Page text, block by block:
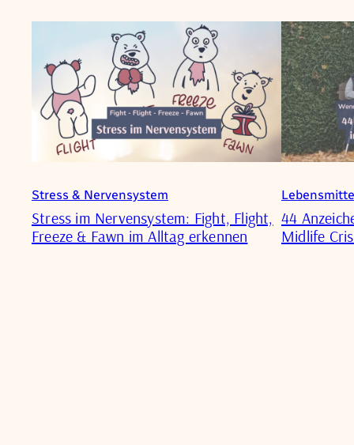
Stress & Nervensystem
Stress im Nervensystem: Fight, Flight,
Freeze & Fawn im Alltag erkennen
Lebensmitte
44
Midlife